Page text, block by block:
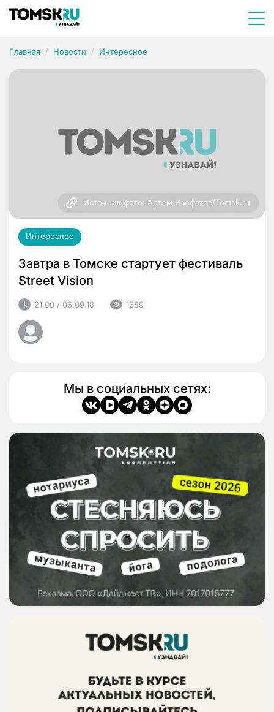
Главная Новости Интересное
Источник фото: Артем Изофатов/Tomsk.ru
Интересное
Завтра в Томске стартует фестиваль
Street Vision
21:00 / 06.09.18 1689
Мы в социальных сетях: